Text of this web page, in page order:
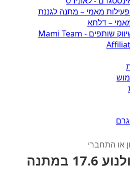
– דלתא
תקנון תוכנית שיווק שותפים - Mami Team
או התחברי
במתנה